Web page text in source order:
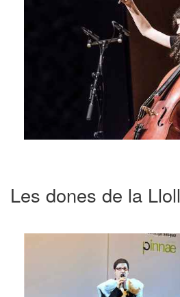
Les dones de la Lloll